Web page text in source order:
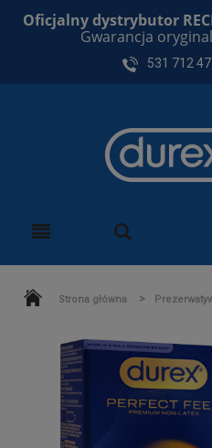
Oficjalny dystrybutor
Gwarancja
531 712
Strona główna >